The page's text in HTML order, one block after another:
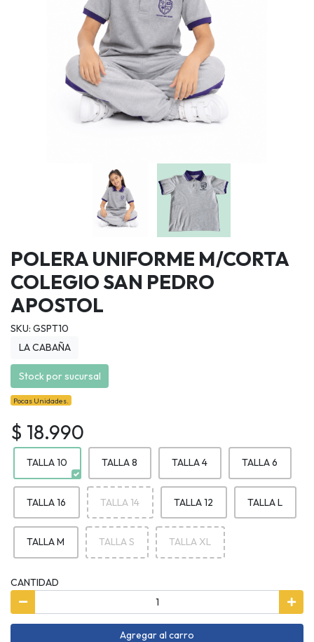
POLERA UNIFORME M/CORTA
COLEGIO SAN PEDRO
APOSTOL
SKU: GSPT10
LA CABAÑA
Stock por sucursal
Pocas Unidades.
$ 18.990
TALLA 10 TALLA 8 TALLA 4 TALLA 6
TALLA 16 TALLA 14 TALLA 12 TALLA L
TALLA M TALLA S TALLA XL
CANTIDAD
Agregar al carro